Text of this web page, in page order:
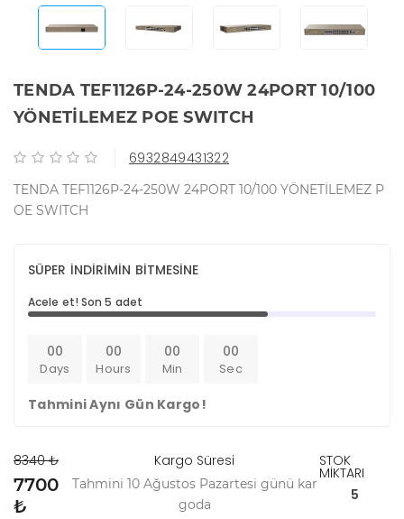
TENDA TEF1126P-24-250W 24PORT 10/100
YÖNETİLEMEZ POE SWITCH
6932849431322
TENDA TEF1126P-24-250W 24PORT 10/100 YÖNETİLEMEZ P
OE SWITCH
SÜPER İNDİRİMİN BİTMESİNE
Acele et! Son 5 adet
00
Days
00
Hours
00
Min
00
Sec
Tahmini Aynı Gün Kargo!
8340 ₺
7700
₺
Kargo Süresi
Tahmini 10 Ağustos Pazartesi günü kar
goda
STOK
MİKTARI
5